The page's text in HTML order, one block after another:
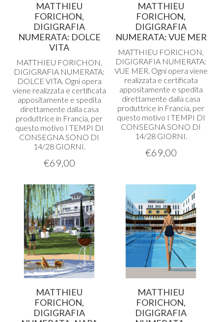
MATTHIEU
FORICHON,
DIGIGRAFIA
NUMERATA: DOLCE
VITA
MATTHIEU FORICHON,
DIGIGRAFIA NUMERATA:
DOLCE VITA. Ogni opera
viene realizzata e certificata
appositamente e spedita
direttamente dalla casa
produttrice in Francia, per
questo motivo I TEMPI DI
CONSEGNASONO DI
14/28 GIORNI.
€69,00
MATTHIEU
FORICHON,
DIGIGRAFIA
NUMERATA: VUE MER
MATTHIEU FORICHON,
DIGIGRAFIA NUMERATA:
VUE MER. Ogni opera viene
realizzata e certificata
appositamente e spedita
direttamente dalla casa
produttrice in Francia, per
questo motivo I TEMPI DI
CONSEGNASONO DI
14/28 GIORNI.
€69,00
MATTHIEU
FORICHON,
DIGIGRAFIA
MATTHIEU
FORICHON,
DIGIGRAFIA